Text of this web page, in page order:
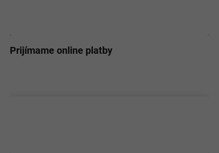
Prijímame online platby